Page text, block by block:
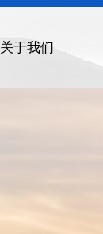
关于我们